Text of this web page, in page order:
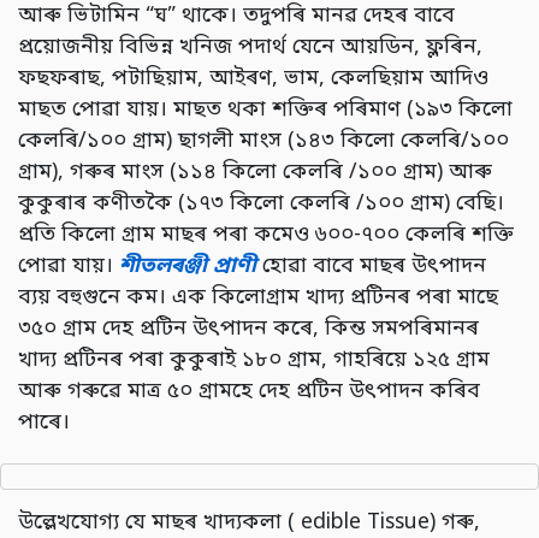
আৰু ভিটামিন “ঘ” থাকে। তদুপৰি মানৱ দেহৰ বাবে
প্রয়োজনীয় বিভিন্ন খনিজ পদার্থ যেনে আয়ডিন, ফ্লৰিন,
ফছফৰাছ, পটাছিয়াম, আইৰণ, ভাম, কেলছিয়াম আদিও
মাছত পোৱা যায়। মাছত থকা শক্তিৰ পৰিমাণ (১৯৩ কিলো
কেলৰি/১০০ গ্রাম) ছাগলী মাংস (১৪৩ কিলো কেলৰি/১০০
গ্রাম), গৰুৰ মাংস (১১৪ কিলো কেলৰি /১০০ গ্রাম) আৰু
কুকুৰাৰ কণীতকৈ (১৭৩ কিলো কেলৰি /১০০ গ্রাম) বেছি।
প্রতি কিলো গ্রাম মাছৰ পৰা কমেও ৬০০-৭০০ কেলৰি শক্তি
পোৱা যায়। শীতলৰঞ্জী প্ৰাণীহোৱা বাবে মাছৰ উৎপাদন
ব্যয় বহুগুনে কম। এক কিলোগ্রাম খাদ্য প্ৰটিনৰ পৰা মাছে
৩৫০ গ্রাম দেহ প্রটিন উৎপাদন কৰে, কিন্ত সমপৰিমানৰ
খাদ্য প্ৰটিনৰ পৰা কুকুৰাই ১৮০ গ্রাম, গাহৰিয়ে ১২৫ গ্ৰাম
আৰু গৰুৱে মাত্র ৫০ গ্ৰামহে দেহ প্রটিন উৎপাদন কৰিব
পাৰে।
উল্লেখযোগ্য যে মাছৰ খাদ্যকলা ( edible Tissue) গৰু,